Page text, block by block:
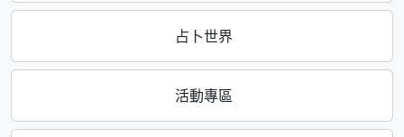
占卜世界
活動專區